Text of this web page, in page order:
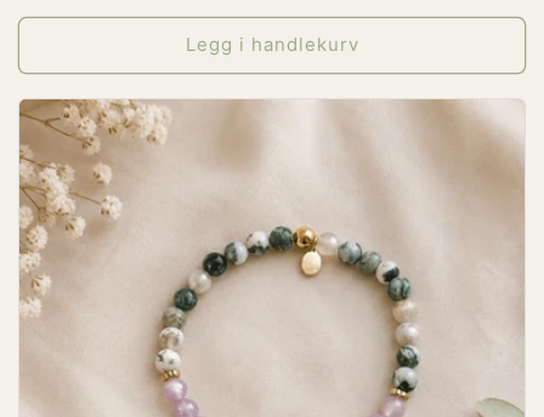
pris
Legg i handlekurv